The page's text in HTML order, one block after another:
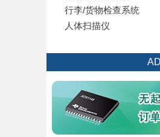
行李/货物检查系统
人体扫描仪